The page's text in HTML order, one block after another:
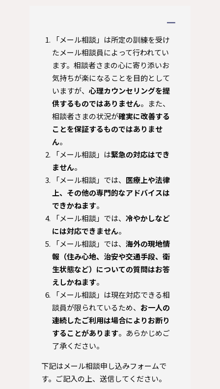
「メール相談」は所定の訓練を受け
たメール相談員によって行われてい
ます。相談者さまの心に寄り添いお
気持ちが楽になることを目的として
いますが、 心理カウンセリングを提
供するものではありません。また、
相談者さまの状況が確実に改善する
ことを保証するものではありませ
ん。
「メール相談」は緊急の対応はでき
ません。
「メール相談」では、 医療上や法律
上、その他の専門的なアドバイスは
できかねます。
​「メール相談」では、 冷やかしなど
には対応できません。
「メール相談」では、 海外の現地情
報（住み心地、治安や交通手段、衛
生状態など）についての質問はお答
えしかねます。
「メール相談」は現在対応できる相
談員が限られているため、 お一人の
連続したご利用は場合によりお断り
することがあります。あらかじめご
了承ください。
下記はメール相談申し込みフォームで
す。ご記入の上、送信してください。​